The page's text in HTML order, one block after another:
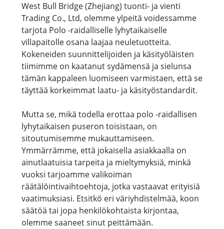
West Bull Bridge (Zhejiang) tuonti- ja vienti
Trading Co., Ltd, olemme ylpeitä voidessamme
tarjota Polo -raidalliselle lyhytaikaiselle
villapaitolle osana laajaa neuletuotteita.
Kokeneiden suunnittelijoiden ja käsityöläisten
tiimimme on kaatanut sydämensä ja sielunsa
tämän kappaleen luomiseen varmistaen, että se
täyttää korkeimmat laatu- ja käsityöstandardit.
Mutta se, mikä todella erottaa polo -raidallisen
lyhytaikaisen puseron toisistaan, on
sitoutumisemme mukauttamiseen.
Ymmärrämme, että jokaisella asiakkaalla on
ainutlaatuisia tarpeita ja mieltymyksiä, minkä
vuoksi tarjoamme valikoiman
räätälöintivaihtoehtoja, jotka vastaavat erityisiä
vaatimuksiasi. Etsitkö eri väriyhdistelmää, koon
säätöä tai jopa henkilökohtaista kirjontaa,
olemme saaneet sinut peittämään.